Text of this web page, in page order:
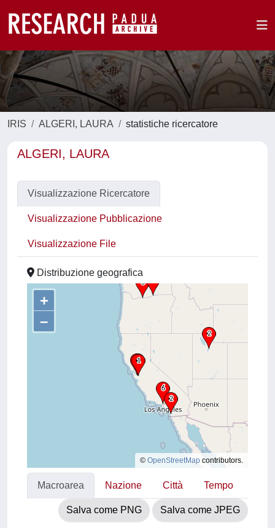
IRIS ALGERI, LAURA statistiche ricercatore
ALGERI, LAURA
Visualizzazione Ricercatore
Visualizzazione Pubblicazione
Visualizzazione File
Distribuzione geografica
+
–
© OpenStreetMap contributors.
Macroarea Nazione Città Tempo
Salva come PNG Salva come JPEG